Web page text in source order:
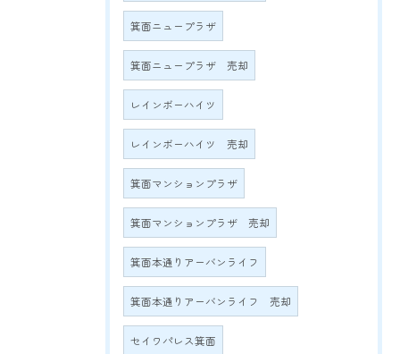
箕面ニュープラザ
箕面ニュープラザ 売却
レインボーハイツ
レインボーハイツ 売却
箕面マンションプラザ
箕面マンションプラザ 売却
箕面本通りアーバンライフ
箕面本通りアーバンライフ 売却
セイワパレス箕面